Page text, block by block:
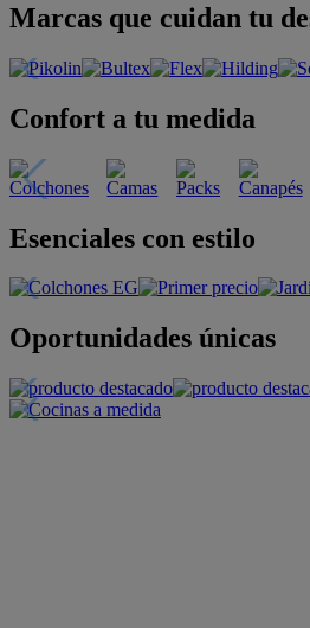
Marcas que cuidan tu
Confort a tu medida
Esenciales con estilo
Oportunidades únicas